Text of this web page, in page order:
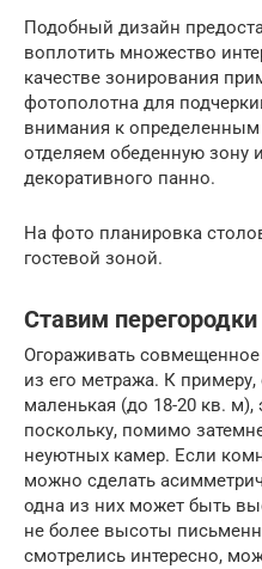
Подобный дизайн
воплотить множество
качестве зонирования
фотополотна для
внимания к
отделяем обеденную
декоративного панно.
На фото планировка
гостевой зоной.
Ставим перегородки
Огораживать
из его метража. К
маленькая (до 18-20 кв. м),
поскольку, помимо
неуютных камер. Если
можно сделать
одна из них может быть
не более высоты
смотрелись интересно,